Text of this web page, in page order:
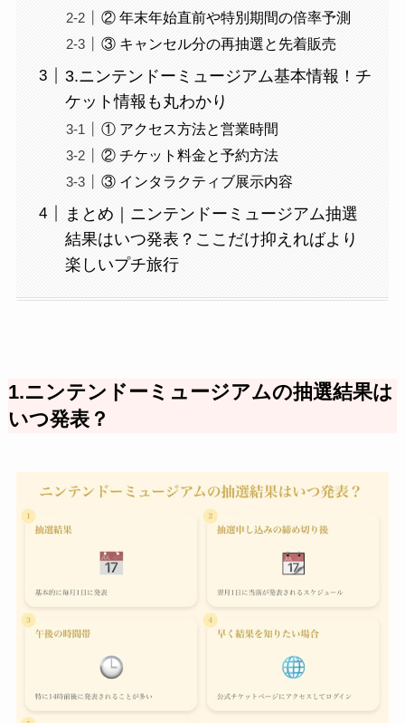
② 年末年始直前や特別期間の倍率予測
③ キャンセル分の再抽選と先着販売
3.ニンテンドーミュージアム基本情報！チ
ケット情報も丸わかり
① アクセス方法と営業時間
② チケット料金と予約方法
③ インタラクティブ展示内容
まとめ｜ニンテンドーミュージアム抽選
結果はいつ発表？ここだけ抑えればより
楽しいプチ旅行
1.ニンテンドーミュージアムの抽選結果は
いつ発表？